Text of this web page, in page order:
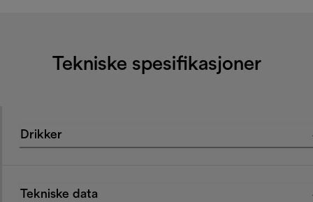
Tekniske spesifikasjoner
Drikker
Tekniske data